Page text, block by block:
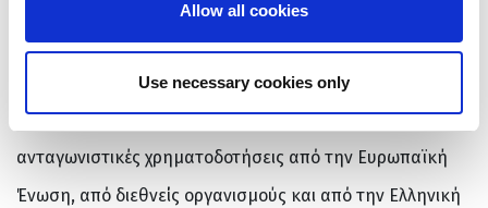
Allow all cookies
Use necessary cookies only
διεθνή επιστημονικά περιοδικά και βιβλία, καθώς και
πολλά εκλαϊκευτικά επιστημονικά άρθρα σε ελληνικά
και διεθνή έντυπα. Η ερευνητική του δραστηριότητα έχει
αναγνωριστεί διεθνώς και υποστηρίζεται με εξαιρετικά
ανταγωνιστικές χρηματοδοτήσεις από την Ευρωπαϊκή
Ένωση, από διεθνείς οργανισμούς και από την Ελληνική